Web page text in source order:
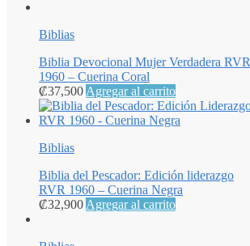
Biblias
Biblia Devocional Mujer Verdadera RVR
1960 – Cuerina Coral
₡37,500 Agregar al carrito
Biblias
Biblia del Pescador: Edición liderazgo
RVR 1960 – Cuerina Negra
₡32,900 Agregar al carrito